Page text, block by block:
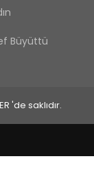
Büyüttü
'de saklıdır.